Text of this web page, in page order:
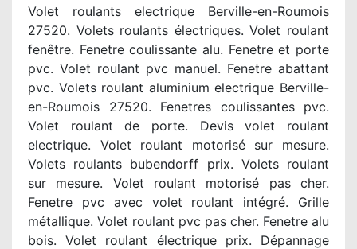
Volet roulants electrique Berville-en-Roumois
27520. Volets roulants électriques. Volet roulant
fenêtre. Fenetre coulissante alu. Fenetre et porte
pvc. Volet roulant pvc manuel. Fenetre abattant
pvc. Volets roulant aluminium electrique Berville-
en-Roumois 27520. Fenetres coulissantes pvc.
Volet roulant de porte. Devis volet roulant
electrique. Volet roulant motorisé sur mesure.
Volets roulants bubendorff prix. Volets roulant
sur mesure. Volet roulant motorisé pas cher.
Fenetre pvc avec volet roulant intégré. Grille
métallique. Volet roulant pvc pas cher. Fenetre alu
bois. Volet roulant électrique prix. Dépannage